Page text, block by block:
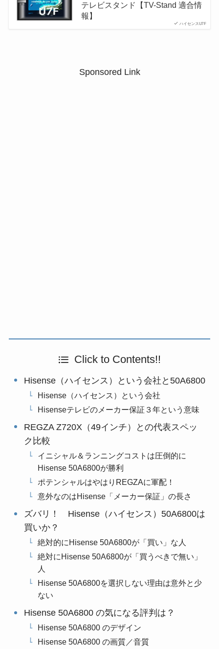
ハイセンスU7F
テレビスタンド【TV-Stand 適合情
報】
Sponsored Link
Click to Contents!!
Hisense（ハイセンス）という会社と50A6800
Hisense（ハイセンス）という会社
Hisenseテレビのメーカー保証３年という意味
REGZA Z720X（49インチ）との代表スペッ
ク比較
イニシャル＆ランニングコストは圧倒的に
Hisense 50A6800が勝利
ポテンシャルはやはりREGZAに軍配！
意外なのはHisense「メーカー保証」の長さ
ズバリ！ Hisense（ハイセンス）50A6800は
買いか？
絶対的にHisense 50A6800が「買い」な人
絶対にHisense 50A6800が「買うべきで無い」
人
Hisense 50A6800を選択しない理由は意外と少
ない
Hisense 50A6800 の気になる評判は？
Hisense 50A6800 のデザイン
Hisense 50A6800 の画質／音質